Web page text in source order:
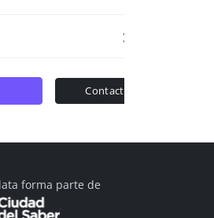
contactar ventas
forma parte de